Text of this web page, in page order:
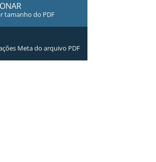
tamanho do PDF
Meta do arquivo PDF